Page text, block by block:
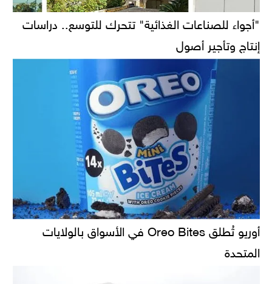
"أجواء للصناعات الغذائية" تتحرك للتوسع.. دراسات
إنتاج وتأجير أصول
أوريو تُطلق Oreo Bites في الأسواق بالولايات
المتحدة